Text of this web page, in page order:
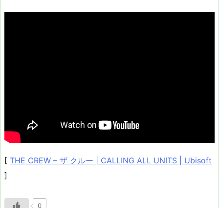
[ THE CREW – ザ クルー | CALLING ALL UNITS | Ubisoft
]
0